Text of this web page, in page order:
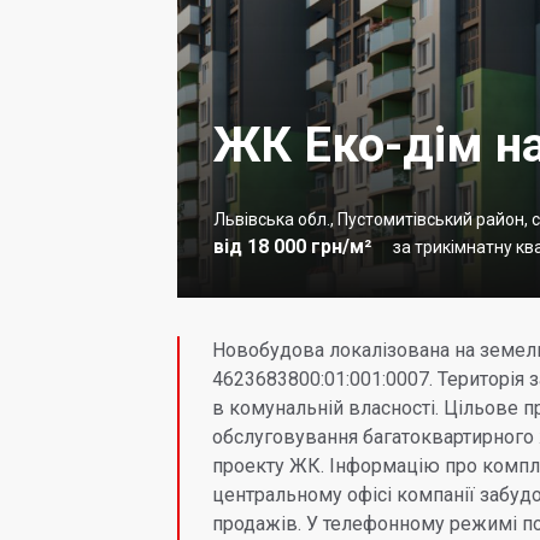
ЖК Еко-дім
Львівська обл., Пустомитівський район,
за трикімнатну
від 18 000 грн/м²
Новобудова локалізована на
4623683800:01:001:0007.
в комунальній власності. Цільове
обслуговування
проекту ЖК. Інформацію про
центральному офісі компанії
продажів. У телефонному режимі